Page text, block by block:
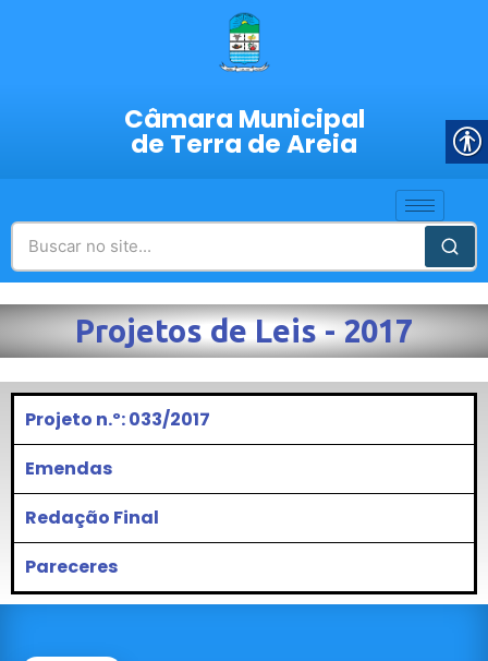
Câmara Municipal
de Terra de Areia
Projetos de Leis - 2017
Projeto n.º: 033/2017
Emendas
Redação Final
Pareceres